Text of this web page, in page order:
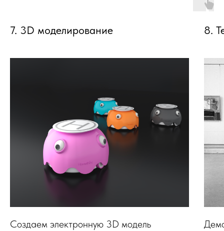
7. 3D моделирование
Создаем электронную 3D модель
8.